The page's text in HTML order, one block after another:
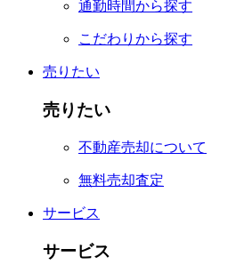
通勤時間から探す
こだわりから探す
売りたい
売りたい
不動産売却について
無料売却査定
サービス
サービス